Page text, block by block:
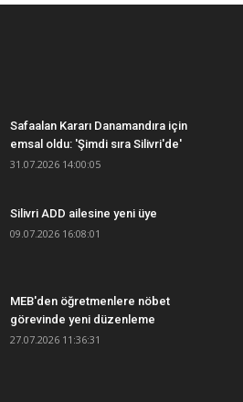
Safaalan Kararı Danamandıra için
emsal oldu: 'Şimdi sıra Silivri'de'
31.07.2026 14:00:05
Silivri ADD ailesine yeni üye
09.07.2026 16:08:01
MEB'den öğretmenlere nöbet
görevinde yeni düzenleme
27.07.2026 11:36:31